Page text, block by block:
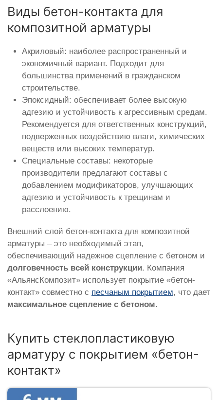
Виды бетон-контакта для
композитной арматуры
Акриловый: наиболее распространенный и
экономичный вариант. Подходит для
большинства применений в гражданском
строительстве.
Эпоксидный: обеспечивает более высокую
адгезию и устойчивость к агрессивным средам.
Рекомендуется для ответственных конструкций,
подверженных воздействию влаги, химических
веществ или высоких температур.
Специальные составы: некоторые
производители предлагают составы с
добавлением модификаторов, улучшающих
адгезию и устойчивость к трещинам и
расслоению.
Внешний слой бетон-контакта для композитной
арматуры – это необходимый этап,
обеспечивающий надежное сцепление с бетоном и
долговечность всей конструкции. Компания
«АльянсКомпозит» использует покрытие «бетон-
контакт» совместно с песчаным покрытием, что дает
максимальное сцепление с бетоном.
Купить стеклопластиковую
арматуру с покрытием «бетон-
контакт»